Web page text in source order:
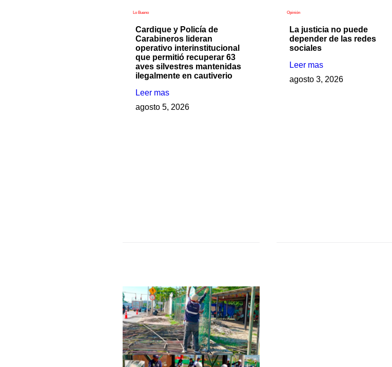
Lo Bueno
Cardique y Policía de
Carabineros lideran
operativo interinstitucional
que permitió recuperar 63
aves silvestres mantenidas
ilegalmente en cautiverio
Leer mas
agosto 5, 2026
Opinión
La justicia no puede
depender de las redes
sociales
Leer mas
agosto 3, 2026